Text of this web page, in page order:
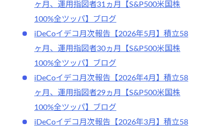
ヶ月、運用指図者31ヵ月【S&P500米国株
100%全ツッパ】ブログ
iDeCoイデコ月次報告【2026年5月】積立58
ヶ月、運用指図者30ヵ月【S&P500米国株
100%全ツッパ】ブログ
iDeCoイデコ月次報告【2026年4月】積立58
ヶ月、運用指図者29ヵ月【S&P500米国株
100%全ツッパ】ブログ
iDeCoイデコ月次報告【2026年3月】積立58